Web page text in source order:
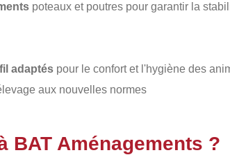
poteaux et poutres pour garantir la
adaptés pour le confort et l'hygiène des
aux nouvelles normes
BAT Aménagements ?